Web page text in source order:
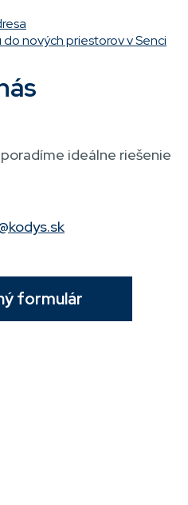
nových priestorov v Senci
ideálne riešenie
formulár